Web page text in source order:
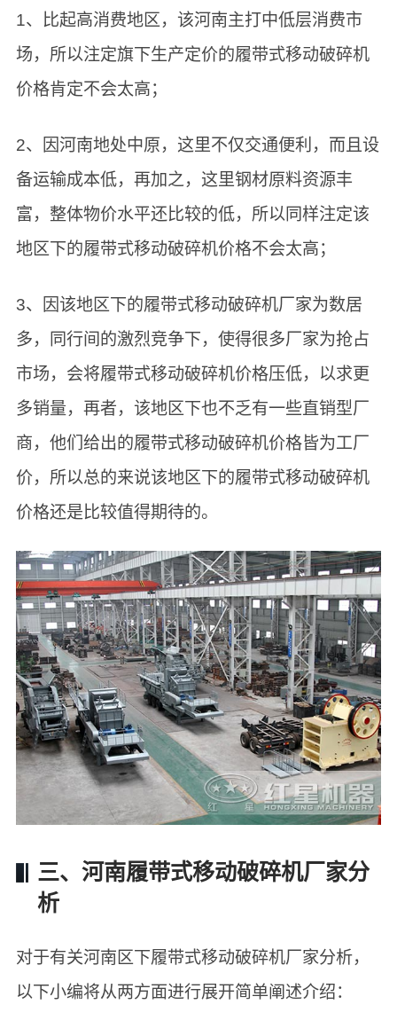
1、比起高消费地区，该河南主打中低层消费市
场，所以注定旗下生产定价的履带式移动破碎机
价格肯定不会太高；
2、因河南地处中原，这里不仅交通便利，而且设
备运输成本低，再加之，这里钢材原料资源丰
富，整体物价水平还比较的低，所以同样注定该
地区下的履带式移动破碎机价格不会太高；
3、因该地区下的履带式移动破碎机厂家为数居
多，同行间的激烈竞争下，使得很多厂家为抢占
市场，会将履带式移动破碎机价格压低，以求更
多销量，再者，该地区下也不乏有一些直销型厂
商，他们给出的履带式移动破碎机价格皆为工厂
价，所以总的来说该地区下的履带式移动破碎机
价格还是比较值得期待的。
三、河南履带式移动破碎机厂家分
析
对于有关河南区下履带式移动破碎机厂家分析，
以下小编将从两方面进行展开简单阐述介绍：